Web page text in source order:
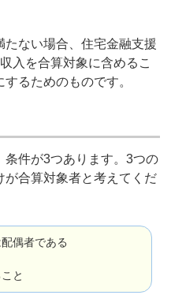
ない場合、住宅金融支援
入を合算対象に含めるこ
るためのものです。
条件が3つあります。3つの
が合算対象者と考えてくだ
偶者である
と